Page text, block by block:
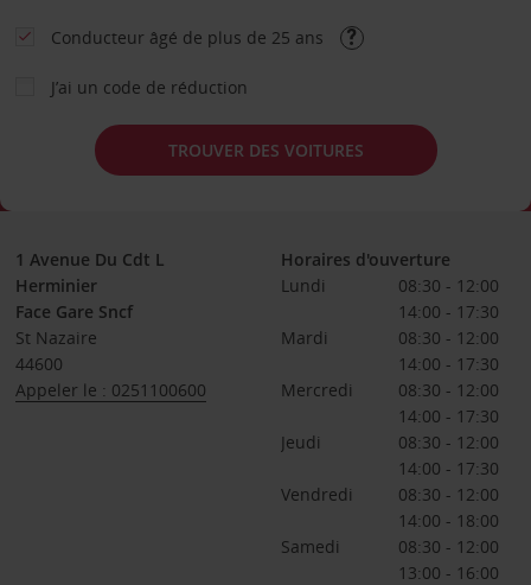
Conducteur âgé de plus de 25 ans
J’ai un code de réduction
TROUVER DES VOITURES
1 Avenue Du Cdt L
Herminier
Face Gare Sncf
St Nazaire
44600
Appeler le : 0251100600
Horaires d'ouverture
Lundi
08:30 - 12:00
14:00 - 17:30
Mardi
08:30 - 12:00
14:00 - 17:30
Mercredi
08:30 - 12:00
14:00 - 17:30
Jeudi
08:30 - 12:00
14:00 - 17:30
Vendredi
08:30 - 12:00
14:00 - 18:00
Samedi
08:30 - 12:00
13:00 - 16:00